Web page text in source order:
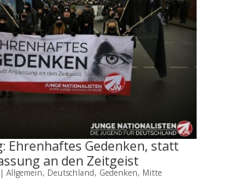
Ehrenhaftes Gedenken, statt
an den Zeitgeist
| Allgemein, Deutschland, Gedenken, Mitte